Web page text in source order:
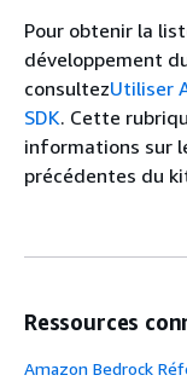
Pour obtenir la
développement
consultezUtiliser
SDK. Cette
informations sur
précédentes du
Ressources
Amazon Bedrock